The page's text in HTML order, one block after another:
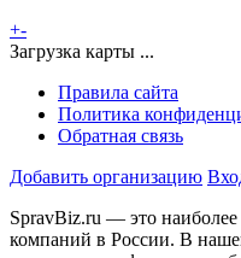
+-
Загрузка карты ...
Правила сайта
Политика
Обратная связь
Добавить организацию
SpravBiz.ru — это
компаний в России. В